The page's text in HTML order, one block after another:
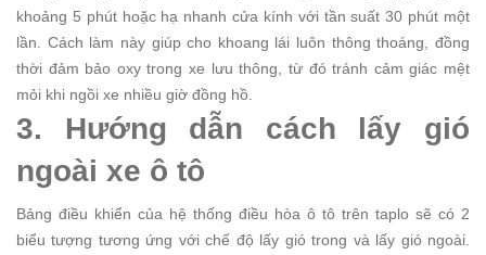
khoảng 5 phút hoặc hạ nhanh cửa kính với tần suất 30 phút một
lần. Cách làm này giúp cho khoang lái luôn thông thoáng, đồng
thời đảm bảo oxy trong xe lưu thông, từ đó tránh cảm giác mệt
mỏi khi ngồi xe nhiều giờ đồng hồ.
3. Hướng dẫn cách lấy gió
ngoài xe ô tô
Bảng điều khiển của hệ thống điều hòa ô tô trên taplo sẽ có 2
biểu tượng tương ứng với chế độ lấy gió trong và lấy gió ngoài.